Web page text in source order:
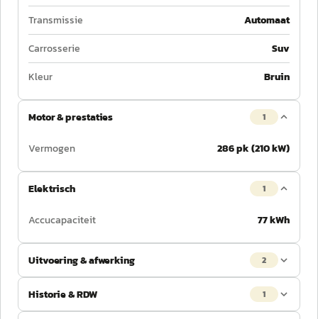
Transmissie
Automaat
Carrosserie
Suv
Kleur
Bruin
Motor & prestaties 1
Vermogen 286 pk (210 kW)
Elektrisch 1
Accucapaciteit 77 kWh
Uitvoering & afwerking 2
Historie & RDW 1